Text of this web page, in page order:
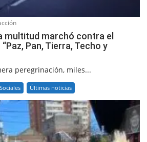
multitud marchó contra el
Pan, Tierra, Techo y
peregrinación, miles...
Últimas noticias